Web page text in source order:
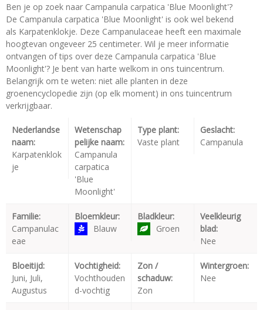
Ben je op zoek naar Campanula carpatica 'Blue Moonlight'?
De Campanula carpatica 'Blue Moonlight' is ook wel bekend
als Karpatenklokje. Deze Campanulaceae heeft een maximale
hoogtevan ongeveer 25 centimeter. Wil je meer informatie
ontvangen of tips over deze Campanula carpatica 'Blue
Moonlight'? Je bent van harte welkom in ons tuincentrum.
Belangrijk om te weten: niet alle planten in deze
groenencyclopedie zijn (op elk moment) in ons tuincentrum
verkrijgbaar.
Nederlandse
naam:
Karpatenklok
je
Wetenschap
pelijke naam:
Campanula
carpatica
'Blue
Moonlight'
Type plant:
Vaste plant
Geslacht:
Campanula
Familie:
Campanulac
eae
Bloemkleur:
Blauw
Bladkleur:
Groen
Veelkleurig
blad:
Nee
Bloeitijd:
Juni, Juli,
Augustus
Vochtigheid:
Vochthouden
d-vochtig
Zon /
schaduw:
Zon
Wintergroen:
Nee